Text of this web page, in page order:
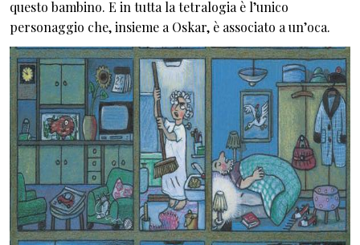
questo bambino. E in tutta la tetralogia è l’unico
personaggio che, insieme a Oskar, è associato a un’oca.